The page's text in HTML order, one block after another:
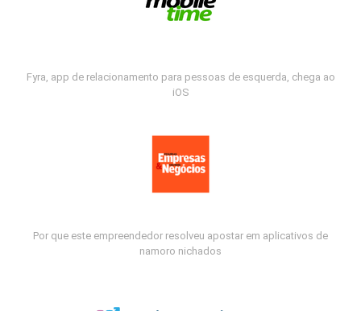
Fyra, app de relacionamento para pessoas de esquerda, chega ao
iOS
Por que este empreendedor resolveu apostar em aplicativos de
namoro nichados